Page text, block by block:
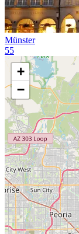
Münster
55
+
−